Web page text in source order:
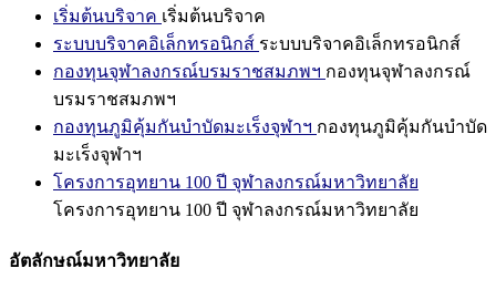
เริ่มต้นบริจาค เริ่มต้นบริจาค
ระบบบริจาคอิเล็กทรอนิกส์ ระบบบริจาคอิเล็กทรอนิกส์
กองทุนจุฬาลงกรณ์บรมราชสมภพฯ กองทุนจุฬาลงกรณ์
บรมราชสมภพฯ
กองทุนภูมิคุ้มกันบำบัดมะเร็งจุฬาฯ กองทุนภูมิคุ้มกันบำบัด
มะเร็งจุฬาฯ
โครงการอุทยาน 100 ปี จุฬาลงกรณ์มหาวิทยาลัย
โครงการอุทยาน 100 ปี จุฬาลงกรณ์มหาวิทยาลัย
อัตลักษณ์มหาวิทยาลัย